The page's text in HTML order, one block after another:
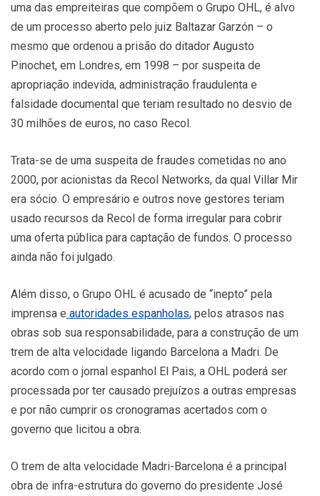
uma das empreiteiras que compõem o Grupo OHL, é alvo
de um processo aberto pelo juiz Baltazar Garzón – o
mesmo que ordenou a prisão do ditador Augusto
Pinochet, em Londres, em 1998 – por suspeita de
apropriação indevida, administração fraudulenta e
falsidade documental que teriam resultado no desvio de
30 milhões de euros, no caso Recol.
Trata-se de uma suspeita de fraudes cometidas no ano
2000, por acionistas da Recol Networks, da qual Villar Mir
era sócio. O empresário e outros nove gestores teriam
usado recursos da Recol de forma irregular para cobrir
uma oferta pública para captação de fundos. O processo
ainda não foi julgado.
Além disso, o Grupo OHL é acusado de “inepto” pela
imprensa e autoridades espanholas, pelos atrasos nas
obras sob sua responsabilidade, para a construção de um
trem de alta velocidade ligando Barcelona a Madri. De
acordo com o jornal espanhol El Pais, a OHL poderá ser
processada por ter causado prejuízos a outras empresas
e por não cumprir os cronogramas acertados com o
governo que licitou a obra.
O trem de alta velocidade Madri-Barcelona é a principal
obra de infra-estrutura do governo do presidente José